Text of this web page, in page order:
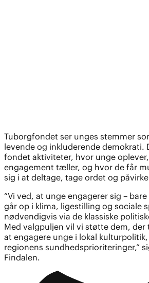
Tuborgfondet ser unges stemmer
levende og inkluderende demokrati.
fondet aktiviteter, hvor unge
engagement tæller, og hvor de får
sig i at deltage, tage ordet og
“Vi ved, at unge engagerer sig –
går op i klima, ligestilling og sociale
nødvendigvis via de klassiske
Med valgpuljen vil vi støtte dem, der
at engagere unge i lokal
regionens sundhedsprioriteringer,”
Findalen.